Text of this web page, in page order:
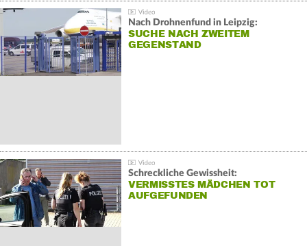
Nach Drohnenfund in Leipzig:
SUCHE NACH ZWEITEM
GEGENSTAND
Schreckliche Gewissheit:
VERMISSTES MÄDCHEN TOT
AUFGEFUNDEN